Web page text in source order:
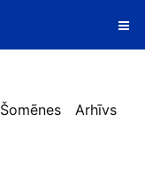
Šomēnes Arhīvs